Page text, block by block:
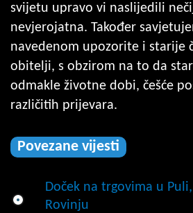
svijetu upravo vi naslijedili
nevjerojatna. Također
navedenom upozorite i starije
obitelji, s obzirom na to da
odmakle životne dobi, češće
različitih prijevara.
Povezane vijesti
Doček na trgovima u
Rovinju